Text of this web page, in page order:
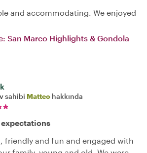
and accommodating. We enjoyed
San Marco Highlights & Gondola
sahibi Matteo hakkında
friendly and fun and engaged with